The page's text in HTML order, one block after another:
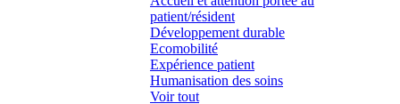
patient/résident
Développement durable
Ecomobilité
Expérience patient
Humanisation des soins
Voir tout